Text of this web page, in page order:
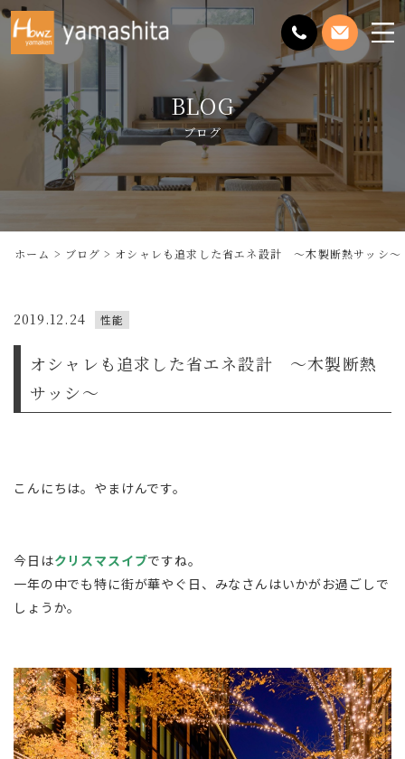
メ
ニ
を
開
く
BLOG
ブログ
ホーム ブログ オシャレも追求した省エネ設計 〜木製断熱サッシ〜
2019.12.24 性能
オシャレも追求した省エネ設計 〜木製断熱
サッシ〜
こんにちは。やまけんです。
今日はクリスマスイブですね。
一年の中でも特に街が華やぐ日、みなさんはいかがお過ごしで
しょうか。